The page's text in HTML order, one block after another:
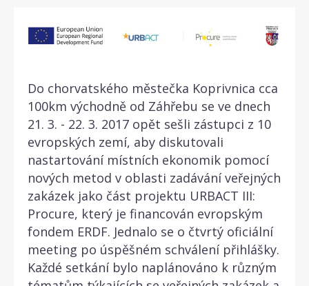
Do chorvatského městečka Koprivnica cca
100km východně od Záhřebu se ve dnech
21. 3. - 22. 3. 2017 opět sešli zástupci z 10
evropských zemí, aby diskutovali
nastartování místních ekonomik pomocí
nových metod v oblasti zadávání veřejných
zakázek jako část projektu URBACT III:
Procure, který je financován evropským
fondem ERDF. Jednalo se o čtvrtý oficiální
meeting po úspěšném schválení přihlášky.
Každé setkání bylo naplánováno k různým